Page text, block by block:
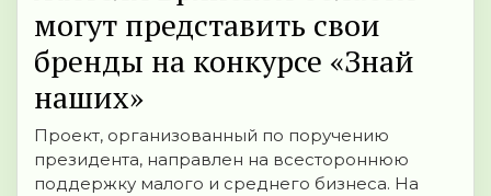
могут представить свои
бренды на конкурсе «Знай
наших»
Проект, организованный по поручению
президента, направлен на всестороннюю
поддержку малого и среднего бизнеса. На